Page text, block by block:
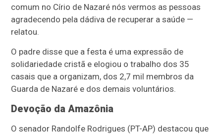
comum no Círio de Nazaré nós vermos as pessoas
agradecendo pela dádiva de recuperar a saúde —
relatou.
O padre disse que a festa é uma expressão de
solidariedade cristã e elogiou o trabalho dos 35
casais que a organizam, dos 2,7 mil membros da
Guarda de Nazaré e dos demais voluntários.
Devoção da Amazônia
O senador Randolfe Rodrigues (PT-AP) destacou que